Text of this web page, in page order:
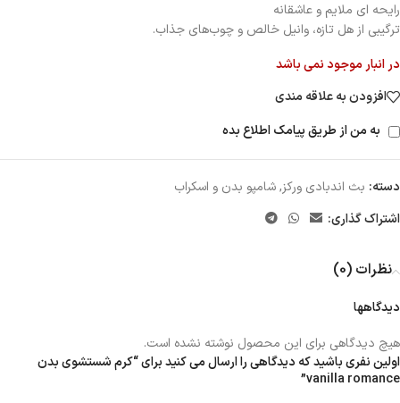
رایحه ای ملایم و عاشقانه
ترگیبی از هل تازه، وانیل خالص و چوب‌های جذاب.
در انبار موجود نمی باشد
افزودن به علاقه مندی
به من از طریق پیامک اطلاع بده
دسته: بث اندبادی ورکز,شامپو بدن و اسکراب
اشتراک گذاری:
نظرات (0)
دیدگاهها
هیچ دیدگاهی برای این محصول نوشته نشده است.
اولین نفری باشید که دیدگاهی را ارسال می کنید برای “کرم شستشوی بدن
vanilla romance”